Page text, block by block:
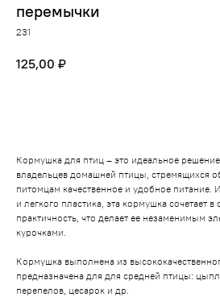
перемычки
231
125,00 ₽
Кормушка для птиц – это идеальное
владельцев домашней птицы, стремящихся
питомцам качественное и удобное питание.
и легкого пластика, эта кормушка сочетает в
практичность, что делает ее незаменимым
курочками.
Кормушка выполнена из
предназначена для для средней птицы:
перепелов, цесарок и др.